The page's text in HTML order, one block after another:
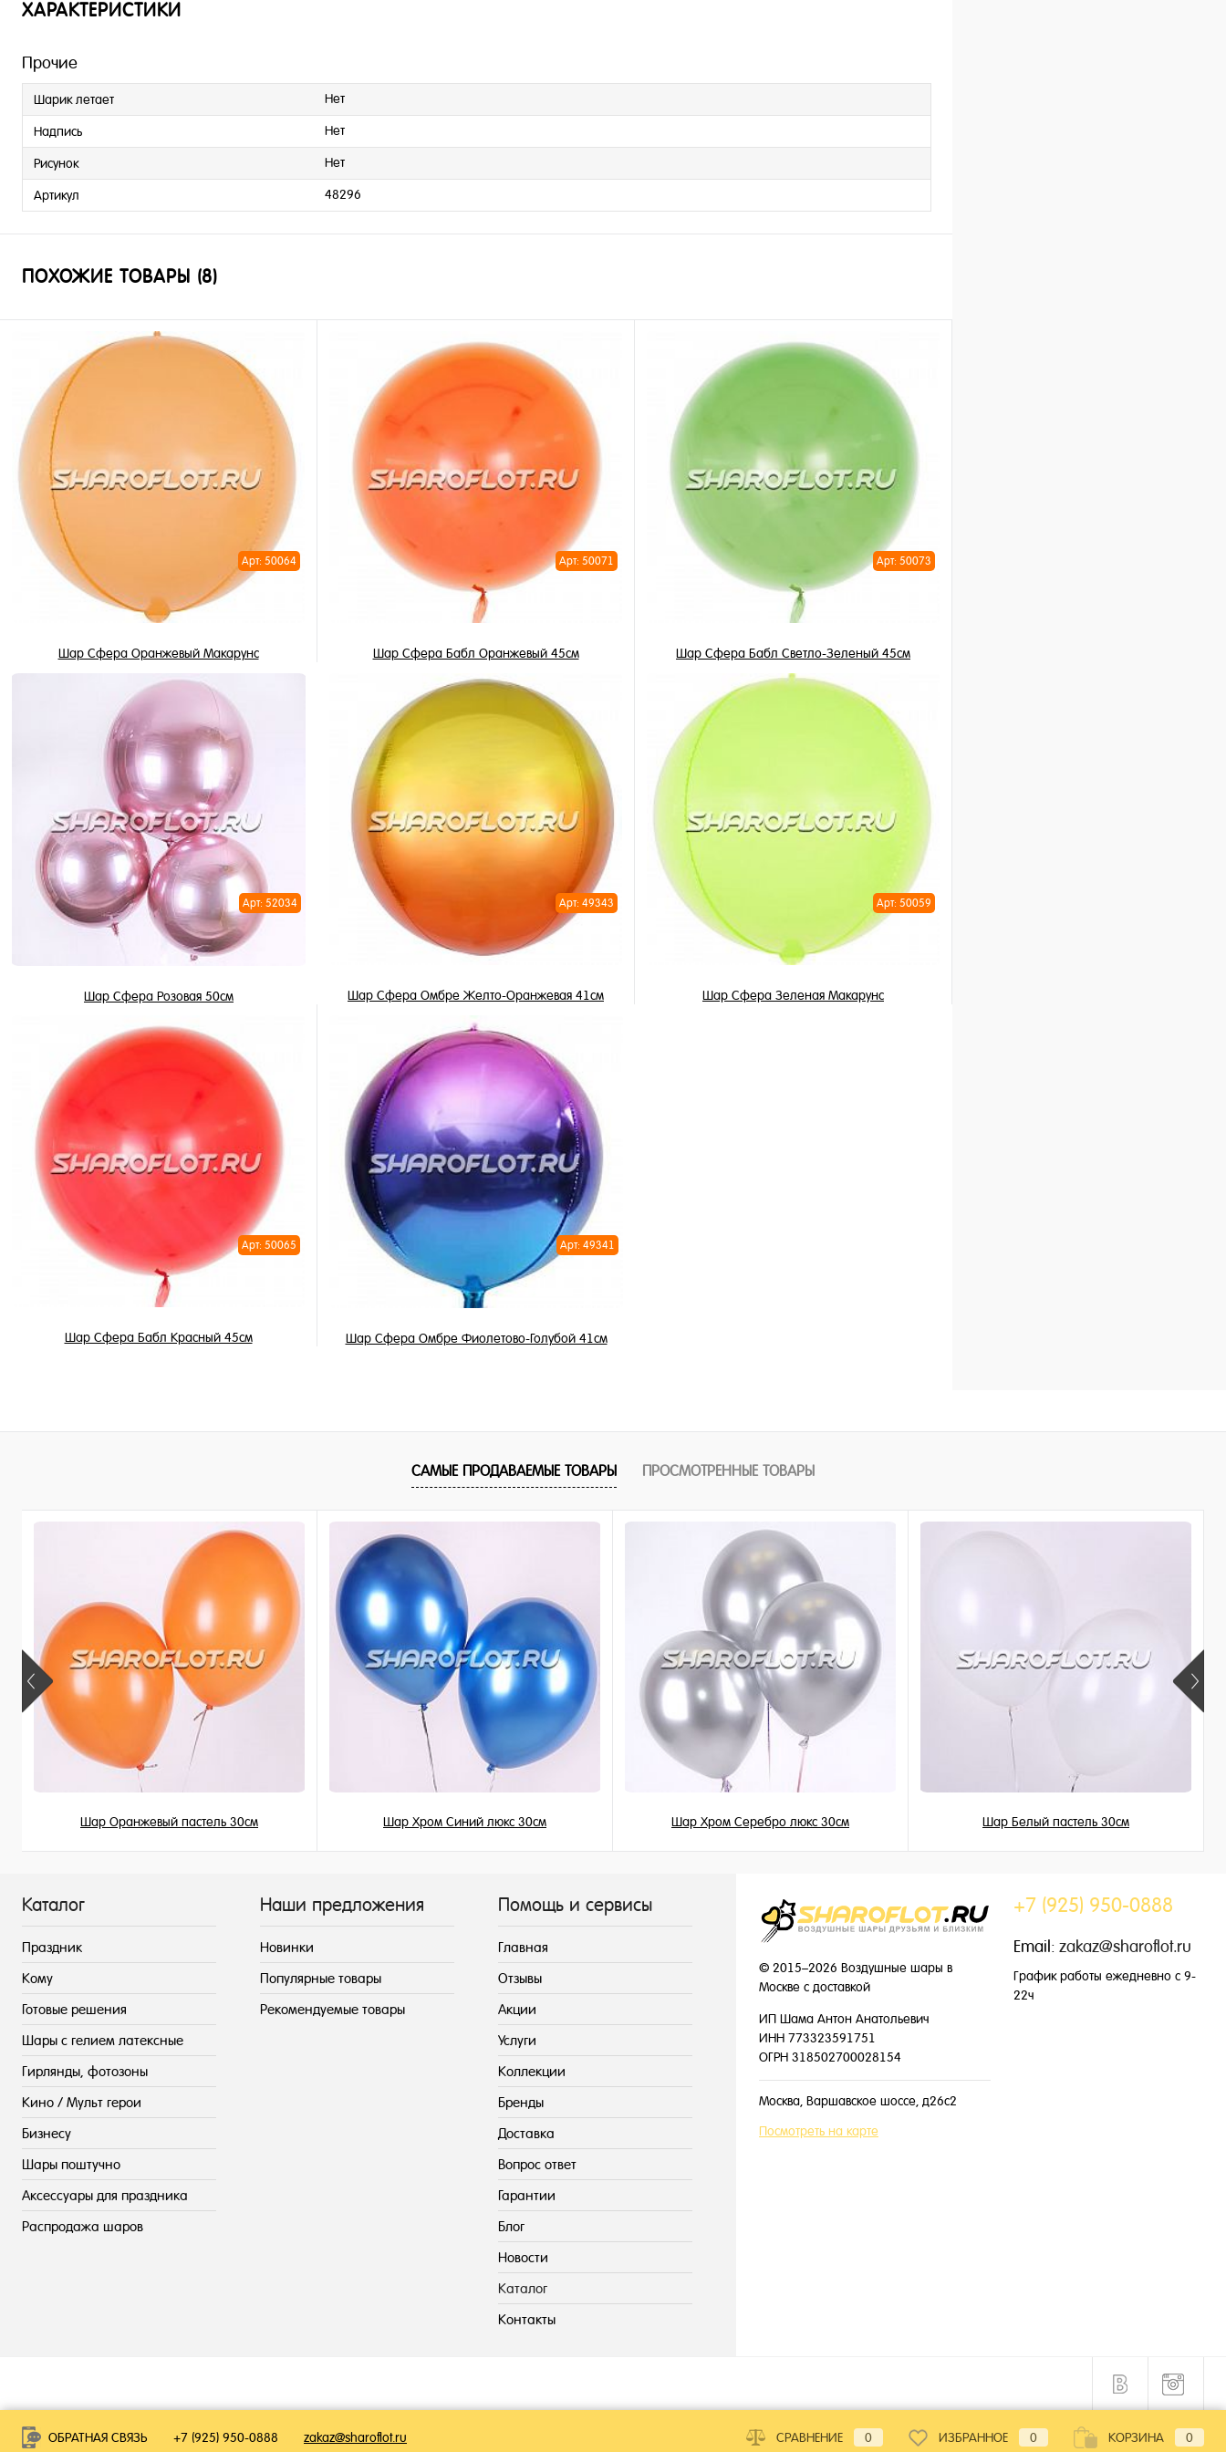
ХАРАКТЕРИСТИКИ
Прочие
Шарик летает Нет
Надпись Нет
Рисунок Нет
Артикул 48296
ПОХОЖИЕ ТОВАРЫ (8)
Арт: 50064
Шар Сфера Оранжевый Макарунс
850 ₽
В корзину
Купить в 1 клик
В избранное
В наличии
Арт: 50071
Шар Сфера Бабл Оранжевый 45см
Купить в 1 клик
В избранное
В наличии
Арт: 50073
Шар Сфера Бабл Светло-Зеленый 45см
Купить в 1 клик
В избранное
В наличии
Арт: 52034
Шар Сфера Розовая 50см
1 250 ₽ / шт
Купить в 1 клик
В избранное
В наличии
Арт: 49343
Шар Сфера Омбре Желто-Оранжевая 41см
1 250 ₽/ шт
Купить в 1 клик
В избранное
В наличии
Арт: 50059
Шар Сфера Зеленая Макарунс
Арт: 50065
Шар Сфера Бабл Красный 45см
В избранное
Арт: 49341
Шар Сфера Омбре Фиолетово-Голубой 41см
В избранное
В наличии
САМЫЕ ПРОДАВАЕМЫЕ ТОВАРЫ ПРОСМОТРЕННЫЕ ТОВАРЫ
Шар Оранжевый пастель 30см Шар Хром Синий люкс 30см Шар Хром Серебро люкс 30см Шар Белый пастель 30см
Каталог
Праздник
Кому
Готовые решения
Шары с гелием латексные
Гирлянды, фотозоны
Кино / Мульт герои
Бизнесу
Шары поштучно
Аксессуары для праздника
Распродажа шаров
Наши предложения
Новинки
Популярные товары
Рекомендуемые товары
Помощь и сервисы
Главная
Отзывы
Акции
Услуги
Коллекции
Бренды
Доставка
Вопрос ответ
Гарантии
Блог
Новости
Каталог
Контакты
© 2015–2026 Воздушные шары в
Москве с доставкой
ИП Шама Антон Анатольевич
ИНН 773323591751
ОГРН 318502700028154
Москва, Варшавское шоссе, д26с2
Посмотреть на карте
+7 (925) 950-0888
Email: zakaz@sharoflot.ru
График работы ежедневно с 9-
22ч
ОБРАТНАЯ СВЯЗЬ +7 (925) 950-0888 zakaz@sharoflot.ru СРАВНЕНИЕ 0 ИЗБРАННОЕ 0 КОРЗИНА 0